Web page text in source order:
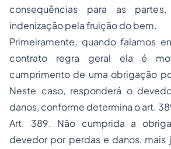
consequências para as
indenização pela fruição do bem.
Primeiramente, quando falamos
contrato regra geral ela é
cumprimento de uma obrigação
Neste caso, responderá o
danos, conforme determina o art.
Art. 389. Não cumprida a
devedor por perdas e danos, mais